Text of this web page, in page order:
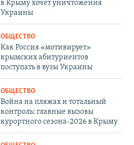
в Крыму хочет уничтожения
Украины
ОБЩЕСТВО
Как Россия «мотивирует»
крымских абитуриентов
поступать в вузы Украины
ОБЩЕСТВО
Война на пляжах и тотальный
контроль: главные вызовы
курортного сезона-2026 в Крыму